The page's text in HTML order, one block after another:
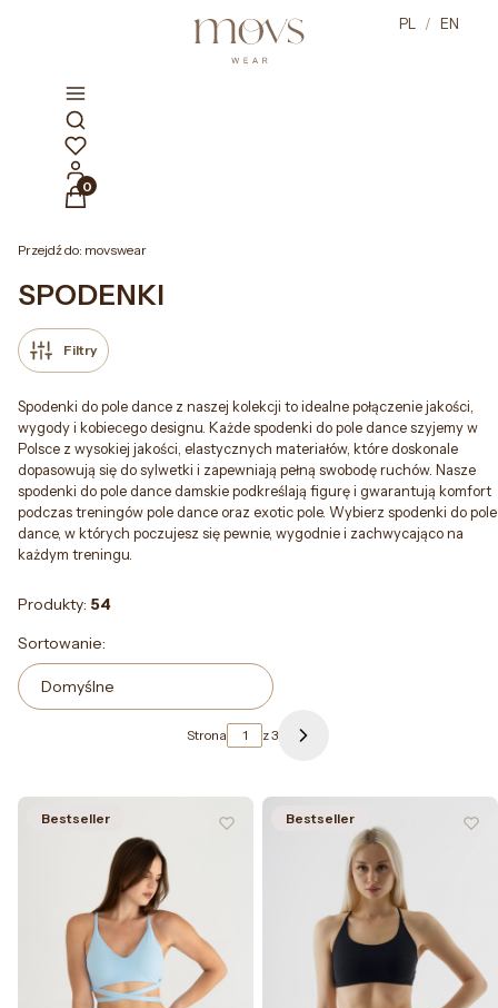
PL / EN
Otwórz wyszukiwarkę
Produkty w koszyku: 0. Zobacz szczegóły
Przejdź do: movswear
SPODENKI
Filtry
Spodenki do pole dance z naszej kolekcji to idealne połączenie jakości,
wygody i kobiecego designu. Każde spodenki do pole dance szyjemy w
Polsce z wysokiej jakości, elastycznych materiałów, które doskonale
dopasowują się do sylwetki i zapewniają pełną swobodę ruchów. Nasze
spodenki do pole dance damskie podkreślają figurę i gwarantują komfort
podczas treningów pole dance oraz exotic pole. Wybierz spodenki do pole
dance, w których poczujesz się pewnie, wygodnie i zachwycająco na
każdym treningu.
Produkty: 54
Lista produktów
Sortowanie:
Domyślne
Strona z 3 Następne produkty
Bestseller Bestseller